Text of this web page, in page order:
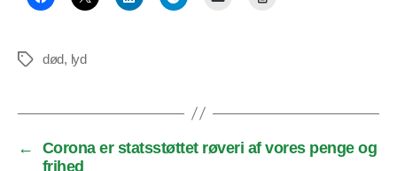
Tagsdød, lyd
←
Corona er statsstøttet røveri af vores penge og
frihed